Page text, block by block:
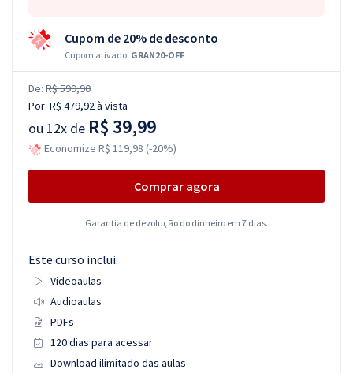
Cupom de 20% de desconto
Cupom ativado: GRAN20-OFF
De: R$ 599,90
Por: R$ 479,92à vista
ou 12x de R$ 39,99
Economize R$ 119,98 (-20%)
Comprar agora
Garantia de devolução do dinheiro em 7 dias.
Este curso inclui:
Videoaulas
Audioaulas
PDFs
120 dias para acessar
Download ilimitado das aulas